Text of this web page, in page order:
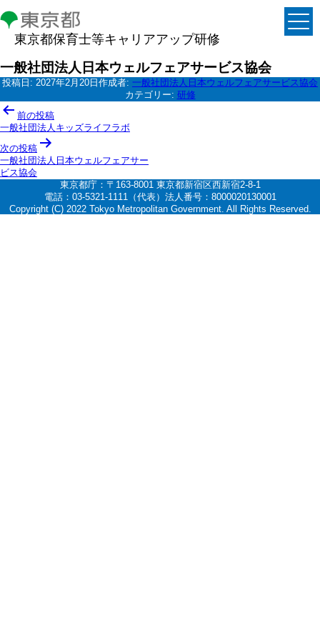
東京都保育士等キャリアアップ研修
一般社団法人日本ウェルフェアサービス協会
投稿日: 2027年2月20日 作成者: 一般社団法人日本ウェルフェアサービス協会
カテゴリー: 研修
投
稿
ナ
ビ
ゲ
ー
前の投稿
一般社団法人キッズライフラボ
次の投稿
一般社団法人日本ウェルフェアサー
ビス協会
東京都庁：〒163-8001 東京都新宿区西新宿2-8-1
電話：03-5321-1111（代表）法人番号：8000020130001
Copyright (C) 2022 Tokyo Metropolitan Government. All Rights Reserved.